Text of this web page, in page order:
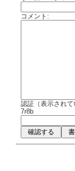
コメント:
認証（表示され
7r8b